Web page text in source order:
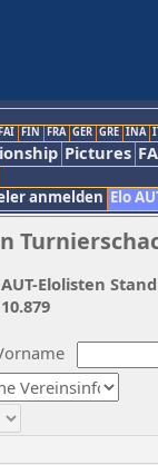
FIN FRA GER GRE INA
Pictures
anmelden Elo
AUT-Elolisten
10.879